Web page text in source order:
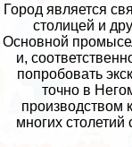
Город является
столицей и
Основной
и,
попробовать
точно в
производством
многих столетий